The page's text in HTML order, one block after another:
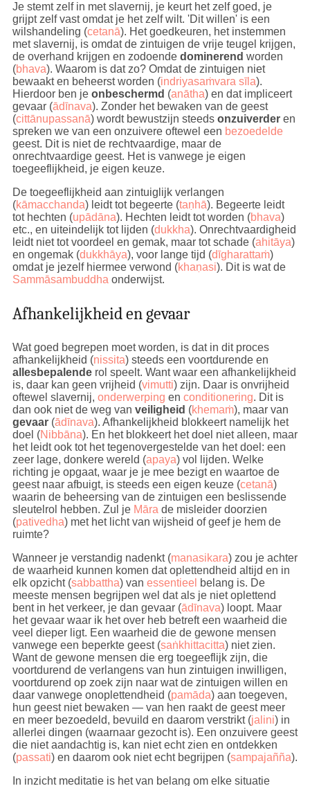
Je stemt zelf in met slavernij, je keurt het zelf goed, je
grijpt zelf vast omdat je het zelf wilt. 'Dit willen' is een
wilshandeling (cetanā). Het goedkeuren, het instemmen
met slavernij, is omdat de zintuigen de vrije teugel krijgen,
de overhand krijgen en zodoende dominerend worden
(bhava). Waarom is dat zo? Omdat de zintuigen niet
bewaakt en beheerst worden (indriyasaṁvara sīla).
Hierdoor ben je onbeschermd (anātha) en dat impliceert
gevaar (ādīnava). Zonder het bewaken van de geest
(cittānupassanā) wordt bewustzijn steeds onzuiverderen
spreken we van een onzuivere oftewel een bezoedelde
geest. Dit is niet de rechtvaardige, maar de
onrechtvaardige geest. Het is vanwege je eigen
toegeeflijkheid, je eigen keuze.
De toegeeflijkheid aan zintuiglijk verlangen
(kāmacchanda) leidt tot begeerte (taṇhā). Begeerte leidt
tot hechten (upādāna). Hechten leidt tot worden (bhava)
etc., en uiteindelijk tot lijden (dukkha). Onrechtvaardigheid
leidt niet tot voordeel en gemak, maar tot schade (ahitāya)
en ongemak (dukkhāya), voor lange tijd (dīgharattaṁ)
omdat je jezelf hiermee verwond (khaṇasi). Dit is wat de
Sammāsambuddha onderwijst.
Afhankelijkheid en gevaar
Wat goed begrepen moet worden, is dat in dit proces
afhankelijkheid (nissita) steeds een voortdurende en
allesbepalenderol speelt. Want waar een afhankelijkheid
is, daar kan geen vrijheid (vimutti) zijn. Daar is onvrijheid
oftewel slavernij, onderwerping en conditionering. Dit is
dan ook niet de weg van veiligheid (khemaṁ), maar van
gevaar(ādīnava). Afhankelijkheid blokkeert namelijk het
doel (Nibbāna). En het blokkeert het doel niet alleen, maar
het leidt ook tot het tegenovergestelde van het doel: een
zeer lage, donkere wereld (apaya) vol lijden. Welke
richting je opgaat, waar je je mee bezigt en waartoe de
geest naar afbuigt, is steeds een eigen keuze (cetanā)
waarin de beheersing van de zintuigen een beslissende
sleutelrol hebben. Zul je Māra de misleider doorzien
(pativedha) met het licht van wijsheid of geef je hem de
ruimte?
Wanneer je verstandig nadenkt (manasikara) zou je achter
de waarheid kunnen komen dat oplettendheid altijd en in
elk opzicht (sabbattha) van essentieel
belang is. De
meeste mensen begrijpen wel dat als je niet oplettend
bent in het verkeer, je dan gevaar (ādīnava) loopt. Maar
het gevaar waar ik het over heb betreft een waarheid die
veel dieper ligt. Een waarheid die de gewone mensen
vanwege een beperkte geest (saṅkhittacitta) niet zien.
Want de gewone mensen die erg toegeeflijk zijn, die
voortdurend de verlangens van hun zintuigen inwilligen,
voortdurend op zoek zijn naar wat de zintuigen willen en
daar vanwege onoplettendheid (pamāda) aan toegeven,
hun geest niet bewaken — van hen raakt de geest meer
en meer bezoedeld, bevuild en daarom verstrikt (jalini) in
allerlei dingen (waarnaar gezocht is). Een onzuivere geest
die niet aandachtig is, kan niet echt zien en ontdekken
(passati) en daarom ook niet echt begrijpen (sampajañña).
In inzicht meditatie is het van belang om elke situatie